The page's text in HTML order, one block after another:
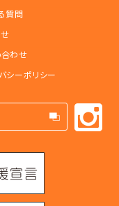
質問
わせ
シーポリシー